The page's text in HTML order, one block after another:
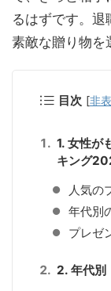
るはずです。退
素敵な贈り物を
目次 [非
1. 女性が
キング
人気の
年代別
プレゼ
2. 年代別